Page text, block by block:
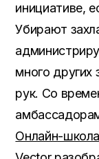
инициативе,
Убирают
много других
рук. Со
Онлайн-